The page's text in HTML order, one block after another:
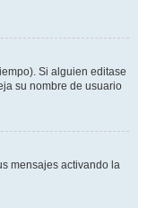
Si alguien editase
su nombre de usuario
mensajes activando la